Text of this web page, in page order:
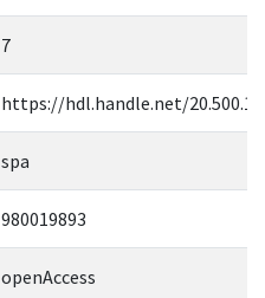
7
https://hdl.handle.net/
spa
980019893
openAccess